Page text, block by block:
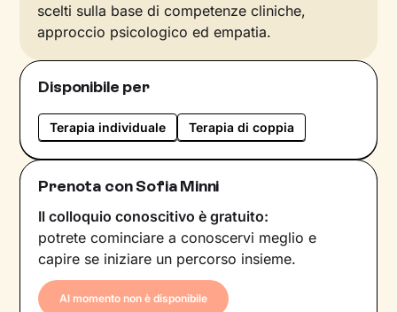
scelti sulla base di competenze cliniche,
approccio psicologico ed empatia.
Disponibile per
Terapia individuale Terapia di coppia
Prenota con Sofia Minni
Il colloquio conoscitivo è gratuito:
potrete cominciare a conoscervi meglio e
capire se iniziare un percorso insieme.
Al momento non è disponibile